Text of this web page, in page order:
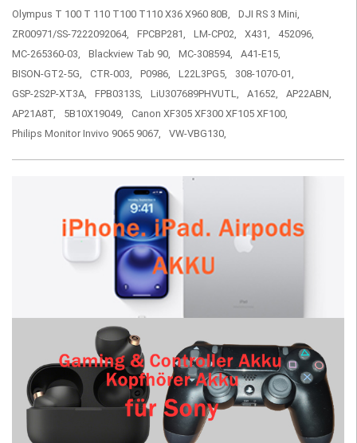
Olympus T 100 T 110 T100 T110 X36 X960 80B,
DJI RS 3 Mini,
ZR00971/SS-7222092064,
FPCBP281, LM-CP02, X431,
452096,
MC-265360-03,
Blackview Tab 90, MC-308594,
A41-E15,
BISON-GT2-5G,
CTR-003, P0986, L22L3PG5,
308-1070-01,
GSP-2S2P-XT3A,
FPB0313S, LiU307689PHVUTL, A1652,
AP22ABN,
AP21A8T,
5B10X19049,
Canon XF305 XF300 XF105 XF100,
Philips Monitor Invivo 9065 9067,
VW-VBG130,